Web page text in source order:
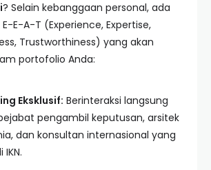
? Selain kebanggaan personal, ada
E-A-T (Experience, Expertise,
Trustworthiness) yang akan
portofolio Anda:
Eksklusif: Berinteraksi langsung
pengambil keputusan, arsitek
dan konsultan internasional yang